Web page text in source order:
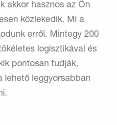
akkor hasznos az Ön
közlekedik. Mi a
erről. Mintegy 200
logisztikával és
pontosan tudják,
lehető leggyorsabban